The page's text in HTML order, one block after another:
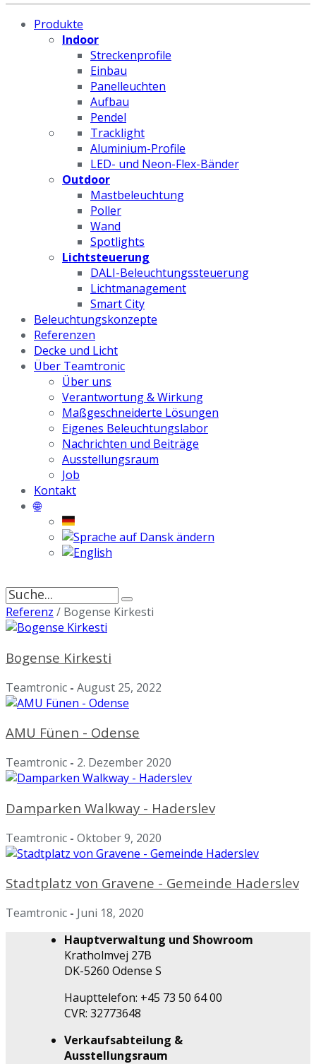
Produkte
Indoor
Streckenprofile
Einbau
Panelleuchten
Aufbau
Pendel
Tracklight
Aluminium-Profile
LED- und Neon-Flex-Bänder
Outdoor
Mastbeleuchtung
Poller
Wand
Spotlights
Lichtsteuerung
DALI-Beleuchtungssteuerung
Lichtmanagement
Smart City
Beleuchtungskonzepte
Referenzen
Decke und Licht
Über Teamtronic
Über uns
Verantwortung & Wirkung
Maßgeschneiderte Lösungen
Eigenes Beleuchtungslabor
Nachrichten und Beiträge
Ausstellungsraum
Job
Kontakt
🌐
Suche
nach:
Referenz / Bogense Kirkesti
Bogense Kirkesti
Teamtronic - August 25, 2022
AMU Fünen - Odense
Teamtronic - 2. Dezember 2020
Damparken Walkway - Haderslev
Teamtronic - Oktober 9, 2020
Stadtplatz von Gravene - Gemeinde Haderslev
Teamtronic - Juni 18, 2020
Hauptverwaltung und Showroom
Kratholmvej 27B
DK-5260 Odense S
Haupttelefon: +45 73 50 64 00
CVR: 32773648
Verkaufsabteilung &
Ausstellungsraum